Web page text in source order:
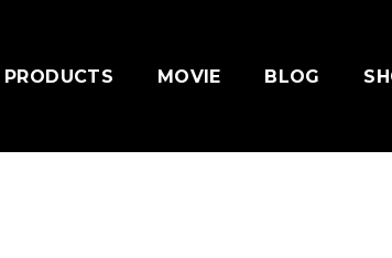
PRODUCTS MOVIE BLOG